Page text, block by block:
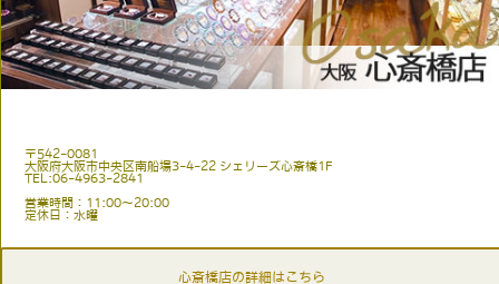
〒542-0081
大阪府大阪市中央区南船場3-4-22 シェリーズ心斎橋1F
TEL:06-4963-2841
営業時間：11:00〜20:00
定休日：水曜
心斎橋店の詳細はこちら